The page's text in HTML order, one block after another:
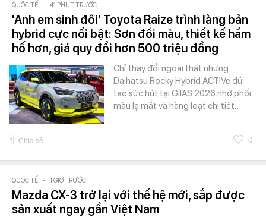
QUỐC TẾ - 41 PHÚT TRƯỚC
'Anh em sinh đôi' Toyota Raize trình làng bản
hybrid cực nổi bật: Sơn đổi màu, thiết kế hầm
hố hơn, giá quy đổi hơn 500 triệu đồng
Chỉ thay đổi ngoại thất nhưng
Daihatsu Rocky Hybrid ACTIVe đủ
tạo sức hút tại GIIAS 2026 nhờ phối
màu lạ mắt và hàng loạt chi tiết…
Chia sẻ 0
QUỐC TẾ - 1 GIỜ TRƯỚC
Mazda CX-3 trở lại với thế hệ mới, sắp được
sản xuất ngay gần Việt Nam